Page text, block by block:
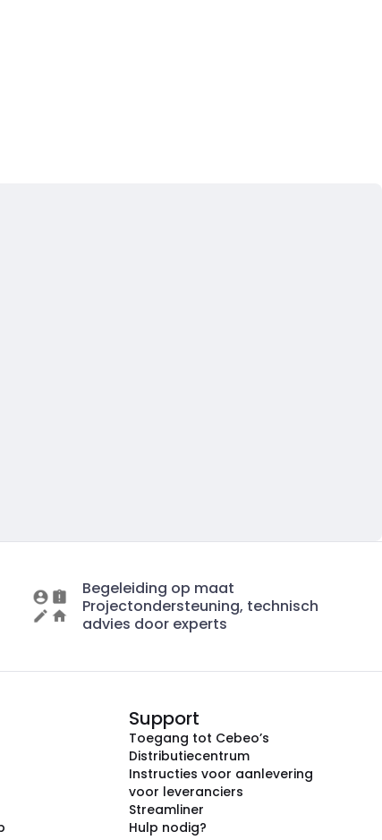
Begeleiding op maat
Projectondersteuning, technisch
advies door experts
Support
Toegang tot Cebeo’s
Distributiecentrum
Instructies voor aanlevering
voor leveranciers
Streamliner
Hulp nodig?